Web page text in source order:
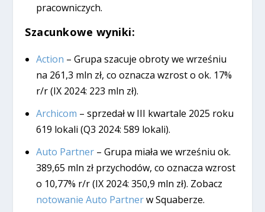
pracowniczych.
Szacunkowe wyniki:
Action – Grupa szacuje obroty we wrześniu
na 261,3 mln zł, co oznacza wzrost o ok. 17%
r/r (IX 2024: 223 mln zł).
Archicom – sprzedał w III kwartale 2025 roku
619 lokali (Q3 2024: 589 lokali).
Auto Partner– Grupa miała we wrześniu ok.
389,65 mln zł przychodów, co oznacza wzrost
o 10,77% r/r (IX 2024: 350,9 mln zł). Zobacz
notowanie Auto Partnerw Squaberze.